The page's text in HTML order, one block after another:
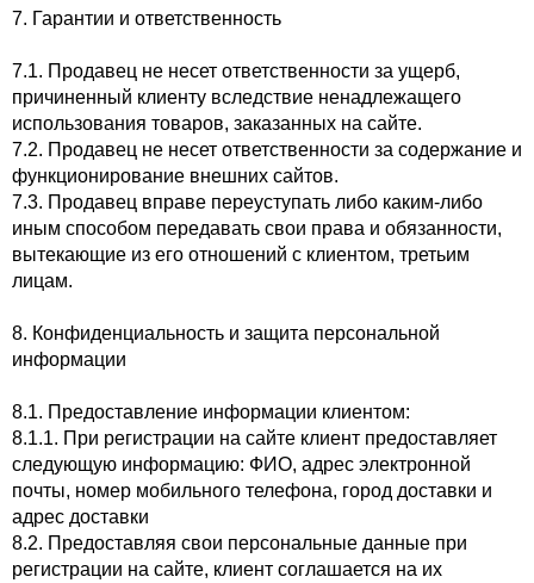
7. Гарантии и ответственность
7.1. Продавец не несет ответственности за ущерб,
причиненный клиенту вследствие ненадлежащего
использования товаров, заказанных на сайте.
7.2. Продавец не несет ответственности за содержание и
функционирование внешних сайтов.
7.3. Продавец вправе переуступать либо каким-либо
иным способом передавать свои права и обязанности,
вытекающие из его отношений с клиентом, третьим
лицам.
8. Конфиденциальность и защита персональной
информации
8.1. Предоставление информации клиентом:
8.1.1. При регистрации на сайте клиент предоставляет
следующую информацию: ФИО, адрес электронной
почты, номер мобильного телефона, город доставки и
адрес доставки
8.2. Предоставляя свои персональные данные при
регистрации на сайте, клиент соглашается на их